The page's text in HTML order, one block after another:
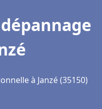
à Janzé (35150)